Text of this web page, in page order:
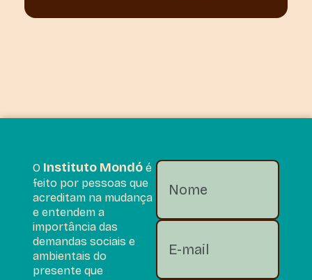
O Instituto Mondó é
feito por pessoas que
acreditam na mudança
e entendem a
importância das
demandas sociais e
ambientais do
presente que